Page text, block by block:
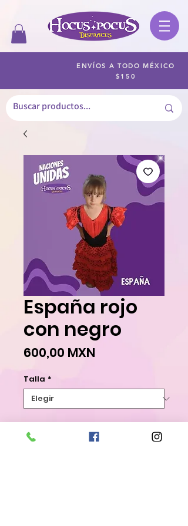
ENVÍOS A TODO MÉXICO
$150
España rojo
con negro
600,00 MXN
Talla *
Agregar al carrito